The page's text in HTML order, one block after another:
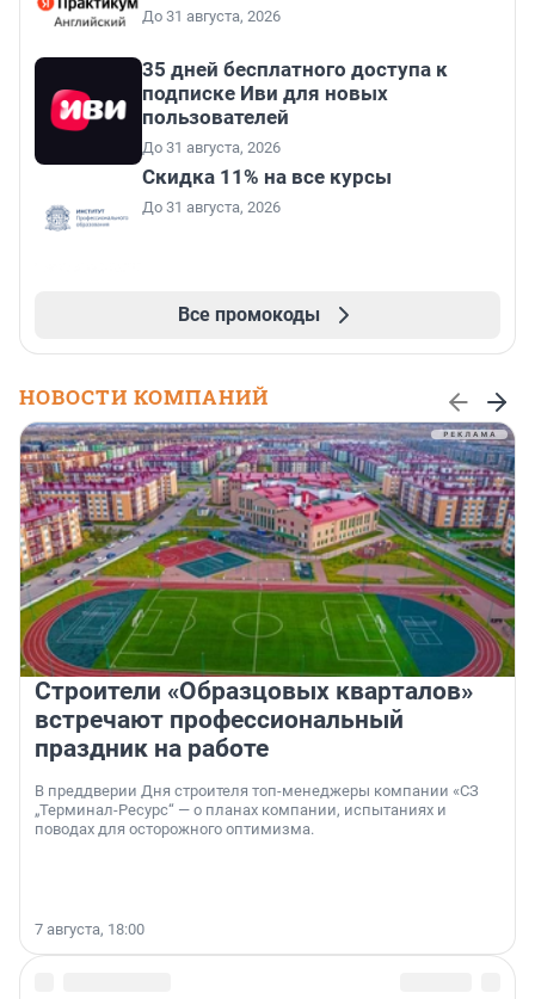
До 31 августа, 2026
35 дней бесплатного доступа к
подписке Иви для новых
пользователей
До 31 августа, 2026
Скидка 11% на все курсы
До 31 августа, 2026
Все промокоды
НОВОСТИ КОМПАНИЙ
Строители «Образцовых кварталов»
встречают профессиональный
праздник на работе
В преддверии Дня строителя топ-менеджеры компании «СЗ
„Терминал-Ресурс“ — о планах компании, испытаниях и
поводах для осторожного оптимизма.
7 августа, 18:00